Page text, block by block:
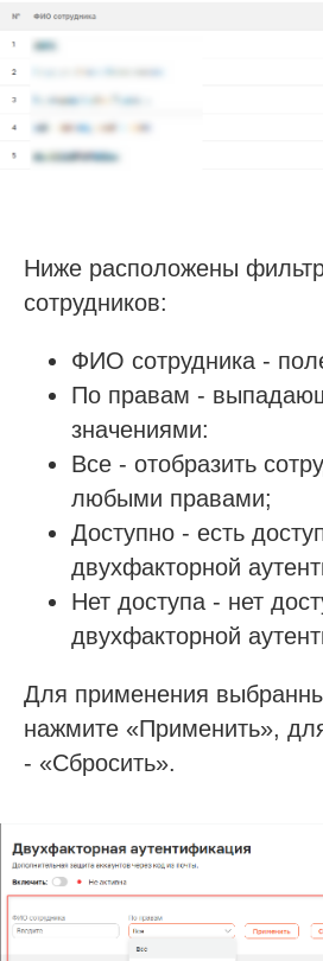
Ниже расположены
сотрудников:
ФИО сотрудника -
По правам -
значениями:
Все - отобразить
любыми правами;
Доступно - есть
двухфакторной
Нет доступа - нет
двухфакторной
Для применения
нажмите «Применить»,
- «Сбросить».